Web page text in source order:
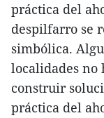
práctica del
despilfarro se
simbólica.
localidades no
construir
práctica del